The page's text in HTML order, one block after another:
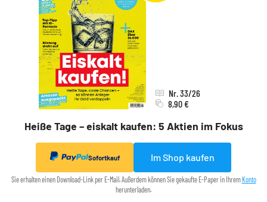
Heiße Tage – eiskalt kaufen: 5 Aktien im Fokus
Nr. 33/26
8,90 €
Sofortkauf Im Shop kaufen
Sie erhalten einen Download-Link per E-Mail. Außerdem können Sie gekaufte E-Paper in Ihrem Konto
herunterladen.